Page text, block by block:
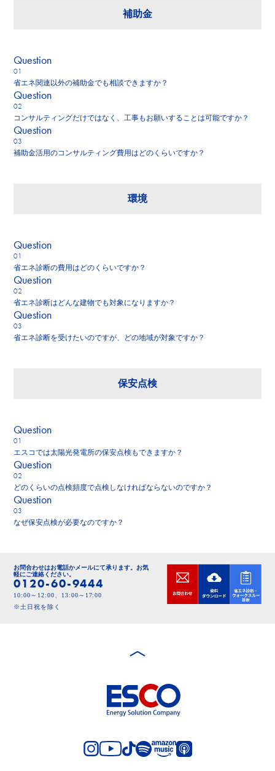
補助金
Question
省エネ関連以外の補助金でも相談できますか？
Question
コンサルティングだけではなく、工事もお願いすることは可能ですか？
Question
補助金活用のコンサルティング費用はどのくらいですか？
環境
Question
省エネ診断の費用はどのくらいですか？
Question
省エネ診断はどんな建物でも対象になりますか？
Question
省エネ診断を受けたいのですが、どの地域が対象ですか？
保安点検
Question
エスコでは太陽光発電所の保安点検もできますか？
Question
どのくらいの点検頻度で点検しなければならないのですか？
Question
なぜ保安点検が必要なのですか？
お問合わせはお電話かメールにて承ります。 お気
軽にご連絡ください。
0120-60-9444
10:00～12:00、13:00～17:00
※土日祝を除く